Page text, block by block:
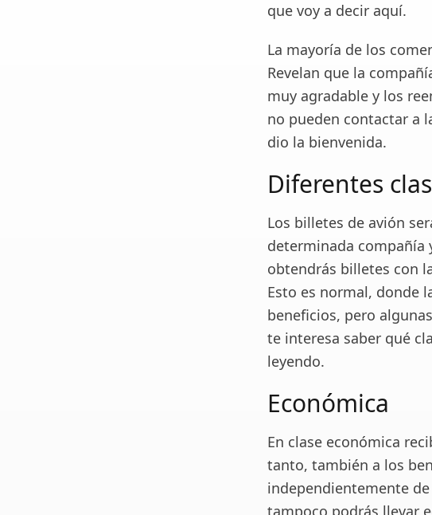
que voy a decir aquí.
La mayoría de los
Revelan que la
muy agradable y los
no pueden contactar a
dio la bienvenida.
Diferentes
Los billetes de avión
determinada compañía
obtendrás billetes con
Esto es normal, donde
beneficios, pero
te interesa saber qué
leyendo.
Económica
En clase económica
tanto, también a los
independientemente
tampoco podrás llevar